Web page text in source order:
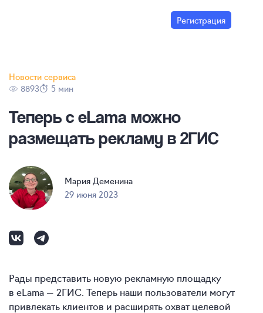
Регистрация
Новости сервиса
8893
5 мин
Теперь с eLama можно
размещать рекламу в 2ГИС
Мария Деменина
29 июня 2023
Рады представить новую рекламную площадку
в eLama — 2ГИС. Теперь наши пользователи могут
привлекать клиентов и расширять охват целевой